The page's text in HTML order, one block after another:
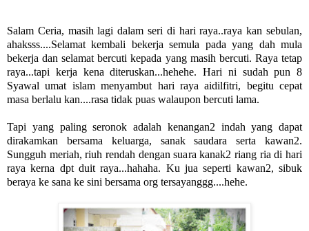
Salam Ceria, masih lagi dalam seri di hari raya..raya kan sebulan,
ahaksss....Selamat kembali bekerja semula pada yang dah mula
bekerja dan selamat bercuti kepada yang masih bercuti. Raya tetap
raya...tapi kerja kena diteruskan...hehehe. Hari ni sudah pun 8
Syawal umat islam menyambut hari raya aidilfitri, begitu cepat
masa berlalu kan....rasa tidak puas walaupon bercuti lama.
Tapi yang paling seronok adalah kenangan2 indah yang dapat
dirakamkan bersama keluarga, sanak saudara serta kawan2.
Sungguh meriah, riuh rendah dengan suara kanak2 riang ria di hari
raya kerna dpt duit raya...hahaha. Ku jua seperti kawan2, sibuk
beraya ke sana ke sini bersama org tersayanggg....hehe.